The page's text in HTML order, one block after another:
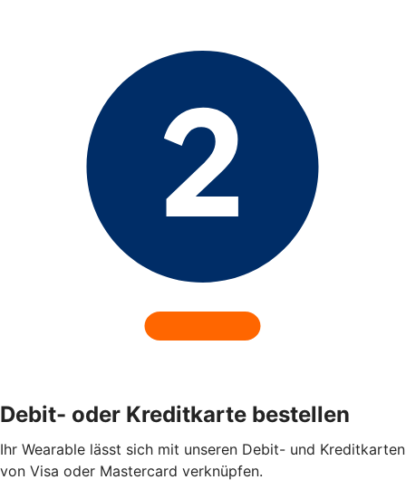
Debit- oder Kreditkarte bestellen
Ihr Wearable lässt sich mit unseren Debit- und Kreditkarten
von Visa oder Mastercard verknüpfen.